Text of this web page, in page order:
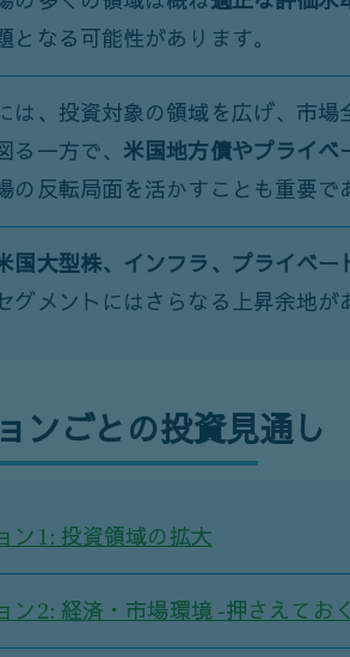
となる可能性があります。
は、投資対象の領域を広げ、市場
る一方で、 米国地方債やプライベ
の反転局面を活かすことも重要で
国大型株、インフラ、プライベー
グメントにはさらなる上昇余地が
ンごとの投資見通し
ン1: 投資領域の拡大
ン2: 経済・市場環境 -押さえてお